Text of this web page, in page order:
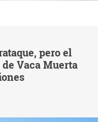
pero el
Vaca Muerta